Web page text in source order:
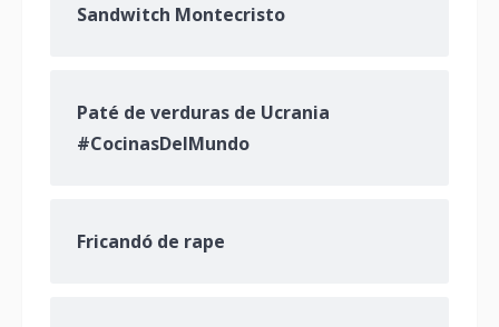
Sandwitch Montecristo
Paté de verduras de Ucrania
#CocinasDelMundo
Fricandó de rape